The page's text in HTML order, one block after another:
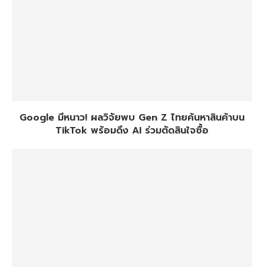
Google มีหนาว! ผลวิจัยพบ Gen Z ไทยค้นหาสินค้าบน
TikTok พร้อมดึง AI ร่วมตัดสินใจซื้อ